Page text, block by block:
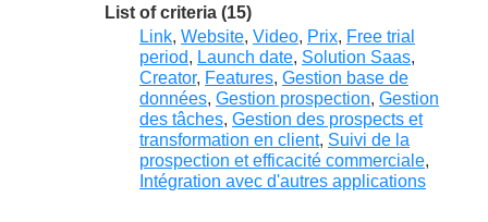
List of criteria (15)
Link, Website, Video, Prix, Free trial
period, Launch date, Solution Saas,
Creator, Features, Gestion base de
données, Gestion prospection, Gestion
des tâches, Gestion des prospects et
transformation en client, Suivi de la
prospection et efficacité commerciale,
Intégration avec d'autres applications